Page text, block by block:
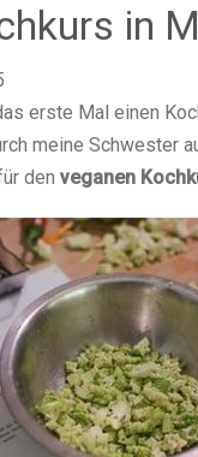
in
erste Mal einen
meine Schwester
den veganen